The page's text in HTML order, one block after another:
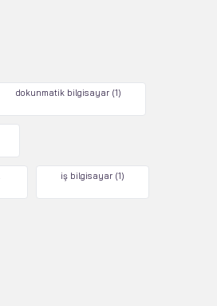
dokunmatik bilgisayar (1)
iş bilgisayar (1)